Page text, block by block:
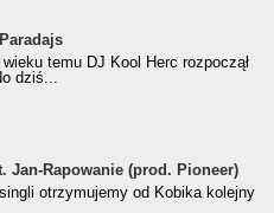
za
Album Roku
wieku temu DJ Kool Herc rozpoczął
dziś...
(prod. Pioneer)
Jan-Rapowanie (prod. Pioneer)
otrzymujemy od Kobika kolejny